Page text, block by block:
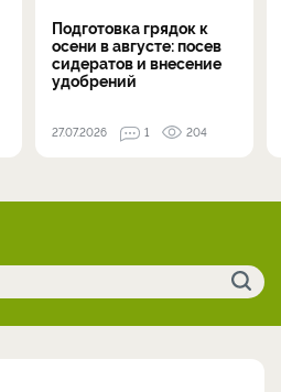
Подготовка грядок к
осени в августе: посев
сидератов и внесение
удобрений
27.07.2026 1 204